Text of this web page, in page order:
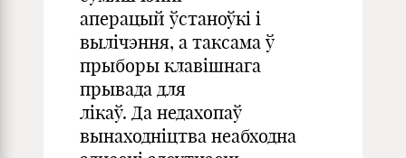
аперацый ўстаноўкі і
вылічэння, а таксама ў
прыборы клавішнага
прывада для
лікаў. Да недахопаў
вынаходніцтва неабходна